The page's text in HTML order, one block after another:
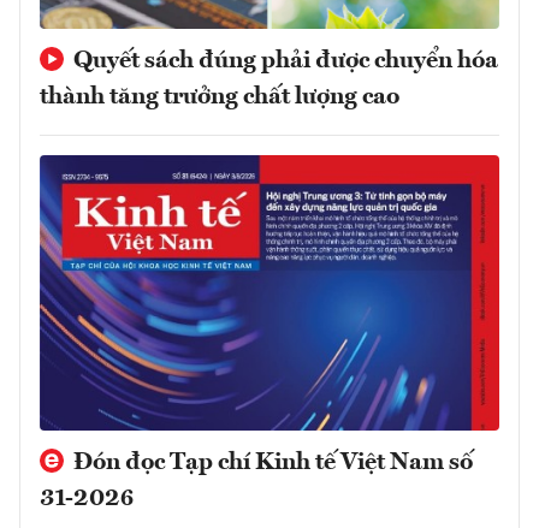
Quyết sách đúng phải được chuyển hóa
thành tăng trưởng chất lượng cao
Đón đọc Tạp chí Kinh tế Việt Nam số
31-2026